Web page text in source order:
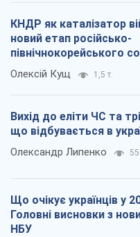
КНДР як каталізатор
новий етап російсько-
північнокорейського
Олексій Кущ 1,5 т.
Вихід до еліти ЧС та
що відбувається в
Олександр Липенко
Що очікує українців у
Головні висновки з
НБУ